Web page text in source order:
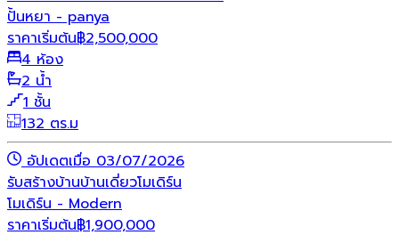
ปั้นหยา - panya
ราคาเริ่มต้น฿2,500,000
4 ห้อง
2 น้ำ
1 ชั้น
132 ตร.ม
อัปเดตเมื่อ 03/07/2026
รับสร้างบ้านบ้านเดี่ยวโมเดิร์น
โมเดิร์น - Modern
ราคาเริ่มต้น฿1,900,000